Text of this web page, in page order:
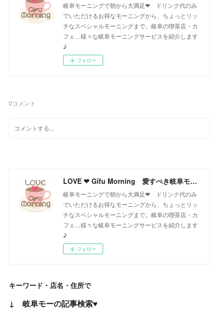
岐阜モーニングで朝から大満足❤ ドリンク代のみ
でいただけるお得なモーニングから、ちょっとリッ
チなスペシャルモーニングまで。岐阜の喫茶店・カ
フェ…様々な岐阜モーニングサービスを紹介します
♪
フォロー
0コメント
LOVE ❤ Gifu Morning 愛すべき岐阜モーニング♪
岐阜モーニングで朝から大満足❤ ドリンク代のみ
でいただけるお得なモーニングから、ちょっとリッ
チなスペシャルモーニングまで。岐阜の喫茶店・カ
フェ…様々な岐阜モーニングサービスを紹介します
♪
フォロー
キーワード・店名・住所で
↓ 岐阜モーの記事検索♥